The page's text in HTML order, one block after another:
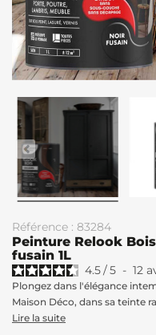
Référence : 83284
Peinture Relook
fusain 1L
4.5/5 - 12
Plongez dans l'élégance
Maison Déco, dans sa teinte
Lire la suite